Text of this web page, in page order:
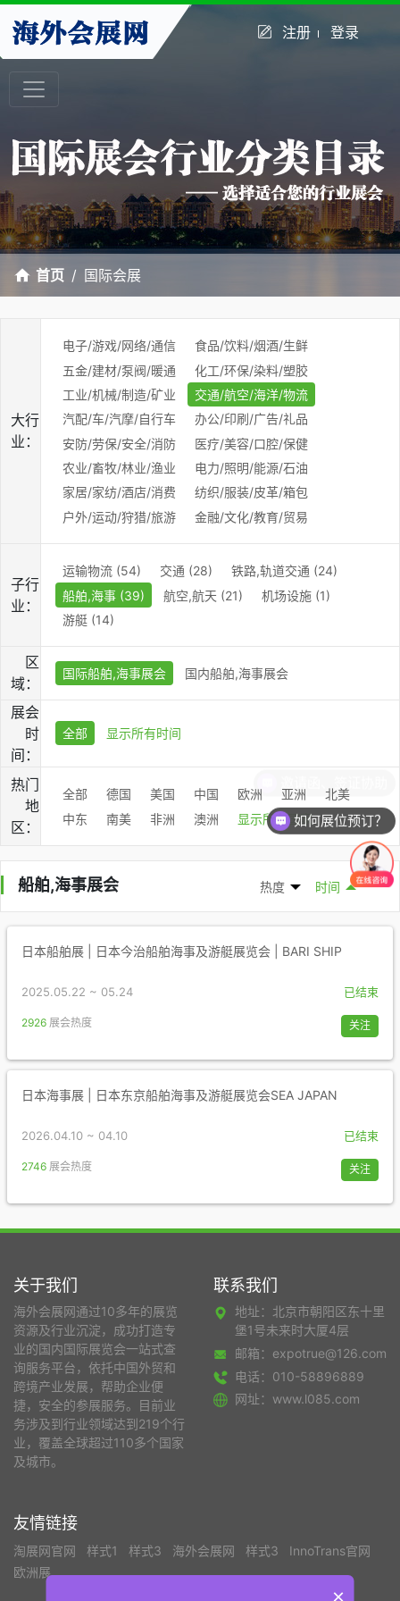
注册 登录
首页 国际会展
大行
业：
电子/游戏/网络/通信
食品/饮料/烟酒/生鲜
五金/建材/泵阀/暖通
化工/环保/染料/塑胶
工业/机械/制造/矿业
交通/航空/海洋/物流
汽配/车/汽摩/自行车
办公/印刷/广告/礼品
安防/劳保/安全/消防
医疗/美容/口腔/保健
农业/畜牧/林业/渔业
电力/照明/能源/石油
家居/家纺/酒店/消费
纺织/服装/皮革/箱包
户外/运动/狩猎/旅游
金融/文化/教育/贸易
子行
业：
运输物流 (54) 交通 (28)
铁路,轨道交通 (24)
船舶,海事 (39)
航空,航天 (21)
机场设施 (1)
游艇 (14)
区
域：
国际船舶,海事展会 国内船舶,海事展会
展会
时
间：
全部 显示所有时间
热门
地
区：
全部 德国 美国 中国 欧洲 亚洲
北美
中东
南美 非洲 澳洲 显示所有国家
船舶,海事展会 热度 时间
日本船舶展 | 日本今治船舶海事及游艇展览会 | BARI SHIP
2025.05.22 ~ 05.24 已结束
2926 展会热度 关注
日本海事展 | 日本东京船舶海事及游艇展览会SEA JAPAN
2026.04.10 ~ 04.10 已结束
2746 展会热度 关注
关于我们
海外会展网通过10多年的展览
资源及行业沉淀，成功打造专
业的国内国际展览会一站式查
询服务平台，依托中国外贸和
跨境产业发展，帮助企业便
捷，安全的参展服务。目前业
务涉及到行业领域达到219个行
业，覆盖全球超过110多个国家
及城市。
联系我们
地址：北京市朝阳区东十里
堡1号未来时大厦4层
邮箱：expotrue@126.com
电话：010-58896889
网址：www.l085.com
友情链接
淘展网官网 样式1 样式3 海外会展网 样式3
InnoTrans官网
欧洲展
如何展位预订？